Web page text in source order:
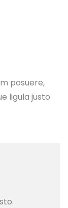
posuere,
ligula justo